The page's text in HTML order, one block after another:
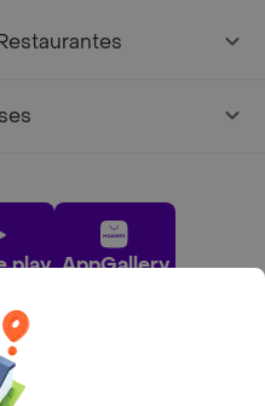
play AppGallery
de ti